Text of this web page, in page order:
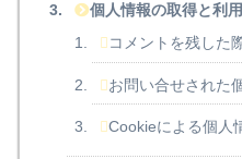
個人情報の取得と利
コメントを残した
お問い合せされた
Cookieによる個人